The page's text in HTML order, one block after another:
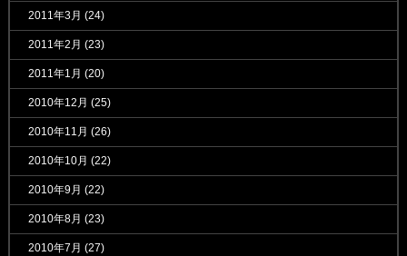
2011年3月 (24)
2011年2月 (23)
2011年1月 (20)
2010年12月 (25)
2010年11月 (26)
2010年10月 (22)
2010年9月 (22)
2010年8月 (23)
2010年7月 (27)